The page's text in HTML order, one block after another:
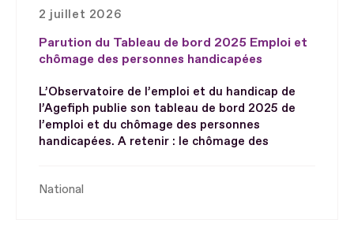
2 juillet 2026
Parution du Tableau de bord 2025 Emploi et
chômage des personnes handicapées
L’Observatoire de l’emploi et du handicap de
l’Agefiph publie son tableau de bord 2025 de
l’emploi et du chômage des personnes
handicapées. A retenir : le chômage des
National